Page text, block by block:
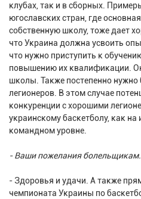
клубах, так и в сборных.
югославских стран, где
собственную школу, тоже дает
что Украина должна усвоить
что нужно приступить к
повышению их квалификации.
школы. Также постепенно нужно
легионеров. В этом случае
конкуренции с хорошими
украинскому баскетболу, как
командном уровне.
- Ваши пожелания болельщикам.
- Здоровья и удачи. А также
чемпионата Украины по